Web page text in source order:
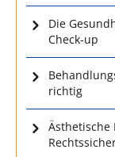
Die
Check-up
richtig
Ästhetische